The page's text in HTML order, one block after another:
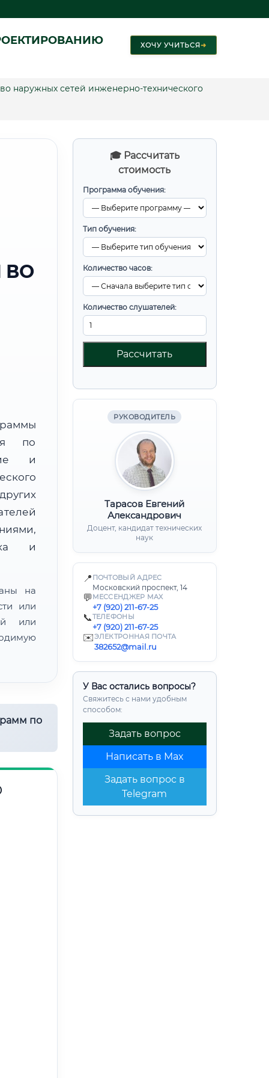
ХОЧУ УЧИТЬСЯ➜
наружных сетей инженерно-технического
🎓 Рассчитать
стоимость
Программа обучения:
Тип обучения:
Количество часов:
Количество слушателей:
Рассчитать
РУКОВОДИТЕЛЬ
Тарасов Евгений
Александрович
Доцент, кандидат технических
наук
📍 ПОЧТОВЫЙ АДРЕС
Московский проспект, 14
💬 МЕССЕНДЖЕР MAX
+7 (920) 211-67-25
📞ТЕЛЕФОНЫ
+7 (920) 211-67-25
✉️ЭЛЕКТРОННАЯ ПОЧТА
382652@mail.ru
У Вас остались вопросы?
Свяжитесь с нами удобным
способом:
Задать вопрос
Написать в Max
Задать вопрос в
Telegram
ВО
по
и
и
на
или
или
по